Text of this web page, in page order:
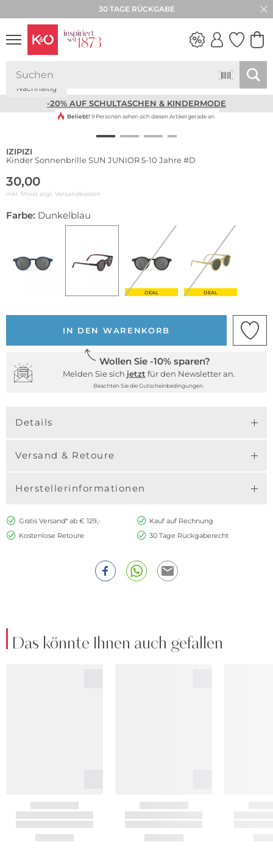
30 TAGE RÜCKGABE
NEW IN
-20% AUF SCHULTASCHEN & KINDERMODE
Nachhaltig
Beliebt! 9 Personen sehen sich diesen Artikel gerade an
IZIPIZI
Kinder Sonnenbrille SUN JUNIOR 5-10 Jahre #D
30,00
inkl. Mwst zzgl. Versandkosten
Farbe: Dunkelblau
DEAL DEAL
IN DEN WARENKORB
Wollen Sie -10% sparen?
Melden Sie sich jetzt für den Newsletter an.
Beachten Sie die Gutscheinbedingungen.
Details
Versand & Retoure
Herstellerinformationen
Gratis Versand* ab € 129,-
Kauf auf Rechnung
Kostenlose Retoure
30 Tage Rückgaberecht
Das könnte Ihnen auch gefallen